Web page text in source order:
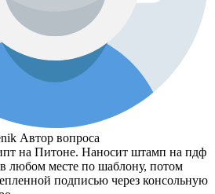
Автор вопроса
на Питоне. Наносит штамп на пдф
любом месте по шаблону, потом
подписью через консольную